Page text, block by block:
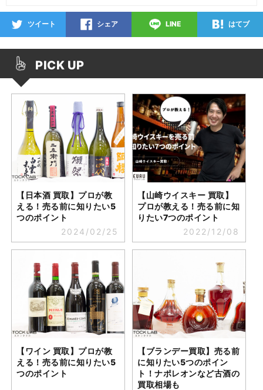
ツイート シェア LINE はてブ
PICK UP
【日本酒 買取】プロが教
える！売る前に知りたい5
つのポイント
2024/02/25
【山崎ウイスキー 買取】
プロが教える！売る前に知
りたい7つのポイント
2022/12/08
【ワイン 買取】プロが教
える！売る前に知りたい5
つのポイント
【ブランデー買取】売る前
に知りたい5つのポイン
ト！ナポレオンなど古酒の
買取相場も